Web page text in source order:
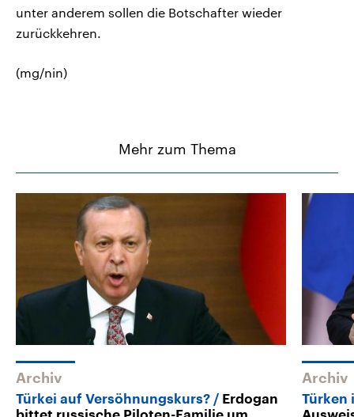
unter anderem sollen die Botschafter wieder
zurückkehren.
(mg/nin)
Mehr zum Thema
Archiv
Türkei auf Versöhnungskurs?
Erdogan
Archiv
Türken